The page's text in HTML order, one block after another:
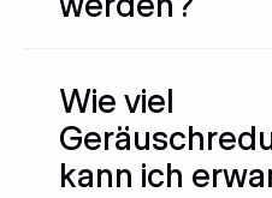
RUVAC WH(U)
Wie viel
kann ich